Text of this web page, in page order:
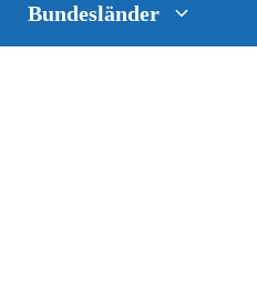
Bundesländer